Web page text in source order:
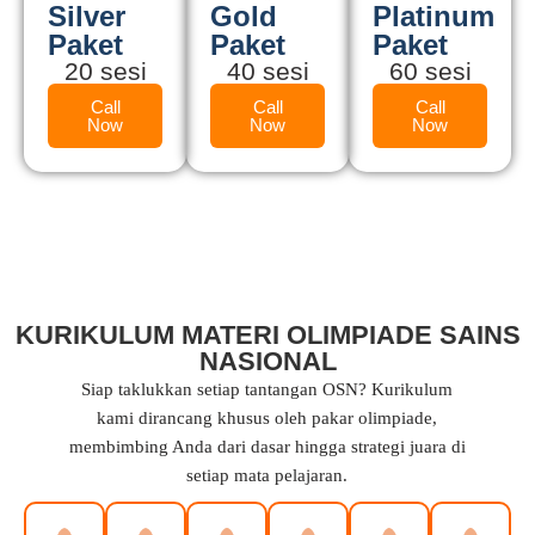
Silver
Paket
20 sesi
Call
Now
Gold
Paket
40 sesi
Call
Now
Platinum
Paket
60 sesi
Call
Now
KURIKULUM MATERI OLIMPIADE SAINS
NASIONAL
Siap taklukkan setiap tantangan OSN? Kurikulum
kami dirancang khusus oleh pakar olimpiade,
membimbing Anda dari dasar hingga strategi juara di
setiap mata pelajaran.